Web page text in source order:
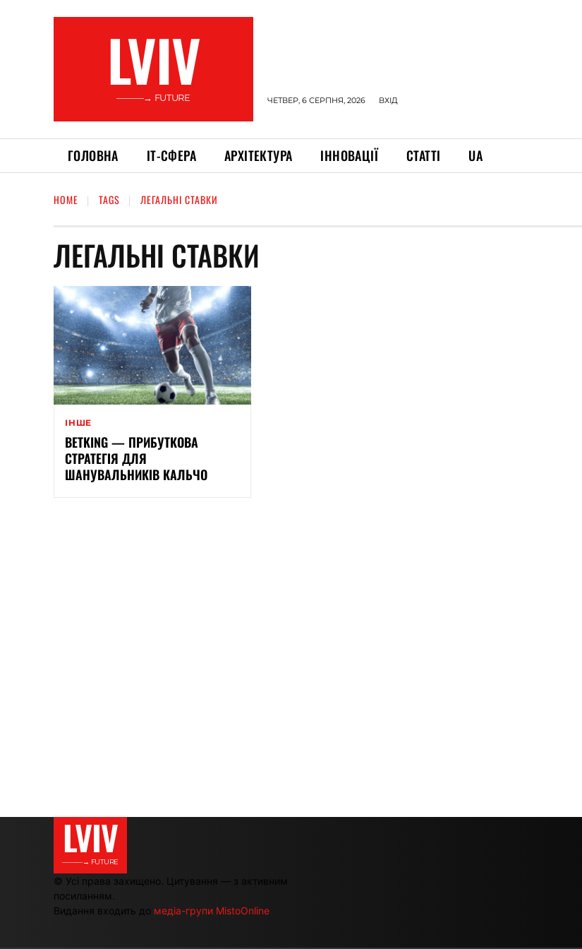
LVIV
———→ FUTURE ЧЕТВЕР, 6 СЕРПНЯ, 2026 ВХІД
ГОЛОВНА ІТ-СФЕРА АРХІТЕКТУРА ІННОВАЦІЇ СТАТТІ UA
HOME TAGS ЛЕГАЛЬНІ СТАВКИ
ЛЕГАЛЬНІ СТАВКИ
ІНШЕ
BETKING — ПРИБУТКОВА
СТРАТЕГІЯ ДЛЯ
ШАНУВАЛЬНИКІВ КАЛЬЧО
LVIV
———→ FUTURE
© Усі права захищено. Цитування — з активним
посиланням.
Видання входить до медіа-групи MistoOnline